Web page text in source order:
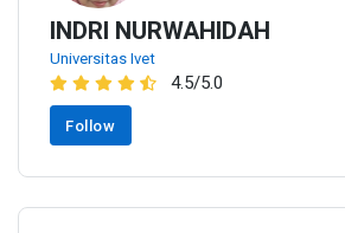
INDRI NURWAHIDAH
Universitas Ivet
4.5/5.0
Follow